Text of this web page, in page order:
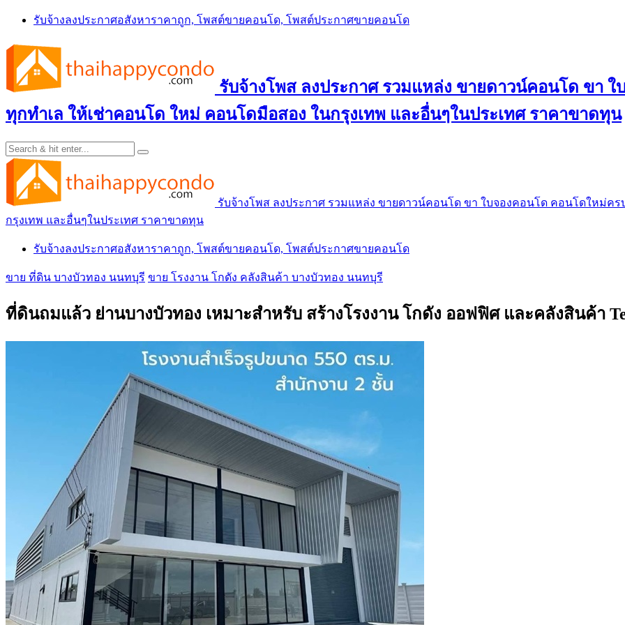
Skip
content
รับจ้างลงประกาศอสังหาราคาถูก, โพสต์ขายคอนโด, โพสต์ประกาศขายคอนโด
รับจ้างโพส ลงประกาศ รวมแหล่ง ขายดาวน์คอนโด ขา
ทุกทำเล ให้เช่าคอนโด ใหม่ คอนโดมือสอง ในกรุงเทพ และอื่นๆในประเทศ ราคาขาดทุน
รับจ้างโพส ลงประกาศ รวมแหล่ง ขายดาวน์คอนโด ขา ใบจองคอนโด คอนโดใหม่ค
กรุงเทพ และอื่นๆในประเทศ ราคาขาดทุน
รับจ้างลงประกาศอสังหาราคาถูก, โพสต์ขายคอนโด, โพสต์ประกาศขายคอนโด
ขาย ที่ดิน บางบัวทอง นนทบุรี ขาย โรงงาน โกดัง คลังสินค้า บางบัวทอง นนทบุรี
ที่ดินถมแล้ว ย่านบางบัวทอง เหมาะสำหรับ สร้างโรงงาน โกดัง ออฟฟิศ และคลังสินค้า